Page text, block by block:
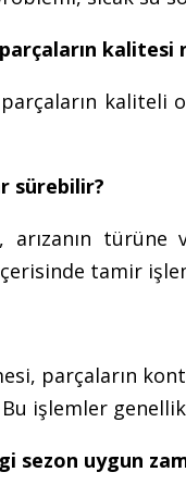
kalitesi
kaliteli
sürebilir?
arızanın
tamir
parçaların
işlemler
sezon uygun